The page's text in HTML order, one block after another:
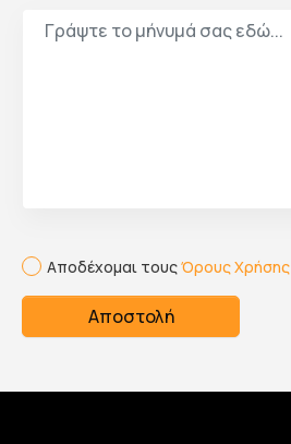
Αποδέχομαι τουςΌρους Χρήσης
Αποστολή